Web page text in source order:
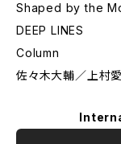
Shaped by the
DEEP LINES
Column
佐々木大輔／上村